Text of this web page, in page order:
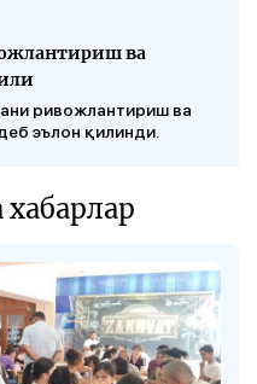
ва
ривожлантириш ва
эълон қилинди.